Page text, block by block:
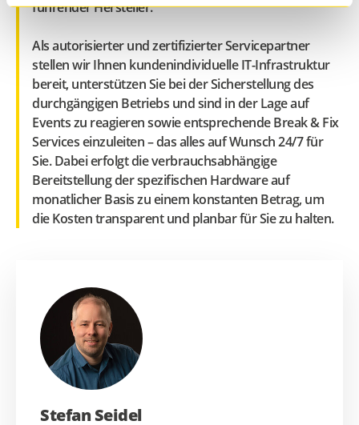
führender Hersteller.
Als autorisierter und zertifizierter Servicepartner
stellen wir Ihnen kundenindividuelle IT-Infrastruktur
bereit, unterstützen Sie bei der Sicherstellung des
durchgängigen Betriebs und sind in der Lage auf
Events zu reagieren sowie entsprechende Break & Fix
Services einzuleiten – das alles auf Wunsch 24/7 für
Sie. Dabei erfolgt die verbrauchsabhängige
Bereitstellung der spezifischen Hardware auf
monatlicher Basis zu einem konstanten Betrag, um
die Kosten transparent und planbar für Sie zu halten.
Stefan Seidel